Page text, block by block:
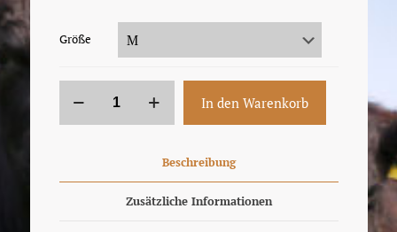
Größe
Freunde
In den Warenkorb
Beschreibung
Zusätzliche Informationen